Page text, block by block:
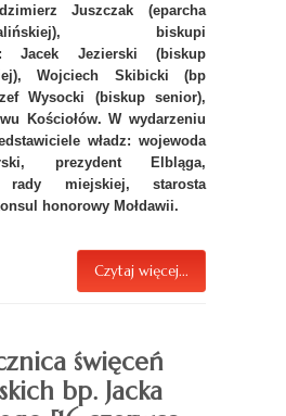
Juszczak (eparcha
biskupi
Jacek Jezierski (biskup
Wojciech Skibicki (bp
Wysocki (biskup senior),
Kościołów. W wydarzeniu
władz: wojewoda
prezydent Elbląga,
rady miejskiej, starosta
honorowy Mołdawii.
Czytaj więcej...
święceń
bp. Jacka